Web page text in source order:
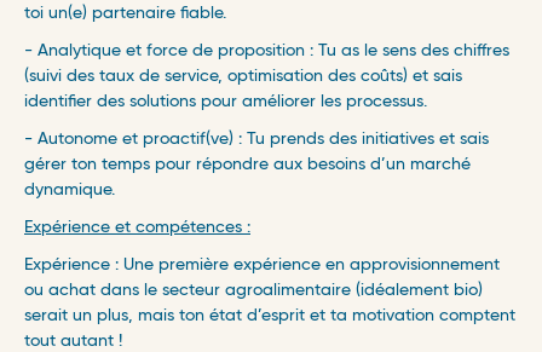
toi un(e) partenaire fiable.
- Analytique et force de proposition : Tu as le sens des chiffres
(suivi des taux de service, optimisation des coûts) et sais
identifier des solutions pour améliorer les processus.
- Autonome et proactif(ve) : Tu prends des initiatives et sais
gérer ton temps pour répondre aux besoins d’un marché
dynamique.
Expérience et compétences :
Expérience : Une première expérience en approvisionnement
ou achat dans le secteur agroalimentaire (idéalement bio)
serait un plus, mais ton état d’esprit et ta motivation comptent
tout autant !